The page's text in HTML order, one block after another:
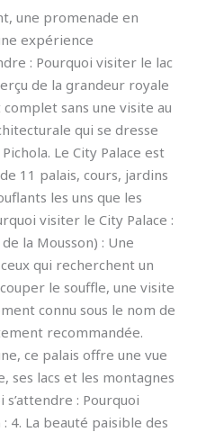
une promenade en
expérience
: Pourquoi visiter le lac
de la grandeur royale
complet sans une visite au
qui se dresse
Le City Palace est
11 palais, cours, jardins
les uns que les
visiter le City Palace :
la Mousson) : Une
qui recherchent un
le souffle, une visite
connu sous le nom de
recommandée.
ce palais offre une vue
ses lacs et les montagnes
: Pourquoi
4. La beauté paisible des